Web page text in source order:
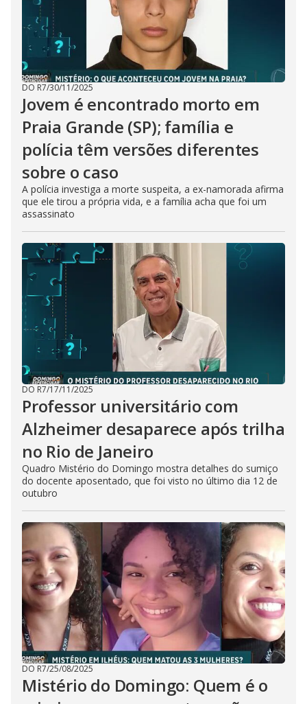
DO R7/30/11/2025
Jovem é encontrado morto em
Praia Grande (SP); família e
polícia têm versões diferentes
sobre o caso
A polícia investiga a morte suspeita, a ex-namorada afirma
que ele tirou a própria vida, e a família acha que foi um
assassinato
DO R7/17/11/2025
Professor universitário com
Alzheimer desaparece após trilha
no Rio de Janeiro
Quadro Mistério do Domingo mostra detalhes do sumiço
do docente aposentado, que foi visto no último dia 12 de
outubro
DO R7/25/08/2025
Mistério do Domingo: Quem é o